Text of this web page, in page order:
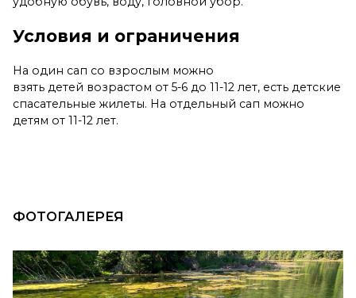
Условия и ограничения
На один сап со взрослым можно
взять детей возрастом от 5-6 до 11-12 лет, есть детские
спасательные жилеты. На отдельный сап можно
детям от 11-12 лет.
ФОТОГАЛЕРЕЯ